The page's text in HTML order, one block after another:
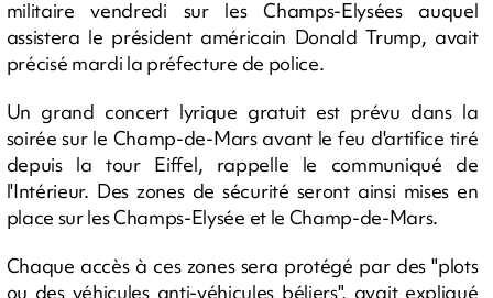
militaire vendredi sur les Champs-Elysées auquel
assistera le président américain Donald Trump, avait
précisé mardi la préfecture de police.
Un grand concert lyrique gratuit est prévu dans la
soirée sur le Champ-de-Mars avant le feu d'artifice tiré
depuis la tour Eiffel, rappelle le communiqué de
l'Intérieur. Des zones de sécurité seront ainsi mises en
place sur les Champs-Elysée et le Champ-de-Mars.
Chaque accès à ces zones sera protégé par des "plots
ou des véhicules anti-véhicules béliers", avait expliqué